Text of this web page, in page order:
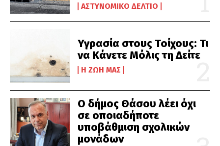
ΑΣΤΥΝΟΜΙΚΌ ΔΕΛΤΊΟ
Υγρασία στους Τοίχους: Τι
να Κάνετε Μόλις τη Δείτε
Η ΖΩΉ ΜΑΣ
Ο δήμος Θάσου λέει όχι
σε οποιαδήποτε
υποβάθμιση σχολικών
μονάδων